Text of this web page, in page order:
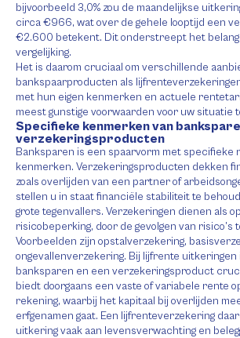
bijvoorbeeld 3,0% zou de maandelijkse
circa €966, wat over de gehele looptijd een
€2.600 betekent. Dit onderstreept het belang
vergelijking.
Het is daarom cruciaal om verschillende
bankspaarproducten als
met hun eigen kenmerken en actuele
meest gunstige voorwaarden voor uw situatie
Specifieke kenmerken van
verzekeringsproducten
Banksparen is een spaarvorm met specifieke
kenmerken. Verzekeringsproducten dekken
zoals overlijden van een partner of
stellen u in staat financiële stabiliteit te
grote tegenvallers. Verzekeringen dienen als
risicobeperking, door de gevolgen van risico’s
Voorbeelden zijn opstalverzekering,
ongevallenverzekering. Bij lijfrente uitkeringen
banksparen en een verzekeringsproduct
biedt doorgaans een vaste of variabele rente
rekening, waarbij het kapitaal bij overlijden
erfgenamen gaat. Een lijfrenteverzekering
uitkering vaak aan levensverwachting en